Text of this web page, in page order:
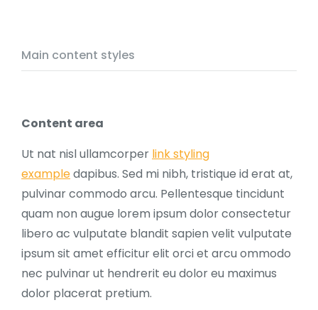
Main content styles
Content area
Ut nat nisl ullamcorper link styling
exampledapibus. Sed mi nibh, tristique id erat at,
pulvinar commodo arcu. Pellentesque tincidunt
quam non augue lorem ipsum dolor consectetur
libero ac vulputate blandit sapien velit vulputate
ipsum sit amet efficitur elit orci et arcu ommodo
nec pulvinar ut hendrerit eu dolor eu maximus
dolor placerat pretium.